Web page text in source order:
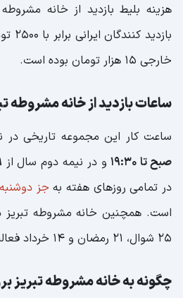
خارجی 15 هزار تومان بوده است.
ساعات بازدید از خانه مشروطه
ساعت کار این مجموعه تاریخی در
صبح تا 19:30
و در نیمه دوم سال از 9
در تمامی روزهای هفته به جز
25 شوال، 21 رمضان و 14 خرداد فعالیتی ندارد.
چگونه به خانه مشروطه تبریز